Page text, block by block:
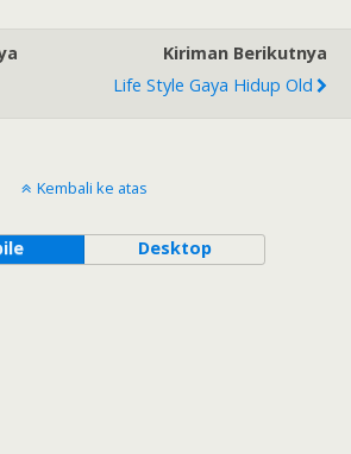
Kiriman Berikutnya
Life Style Gaya Hidup Old
Kembali ke atas
Desktop